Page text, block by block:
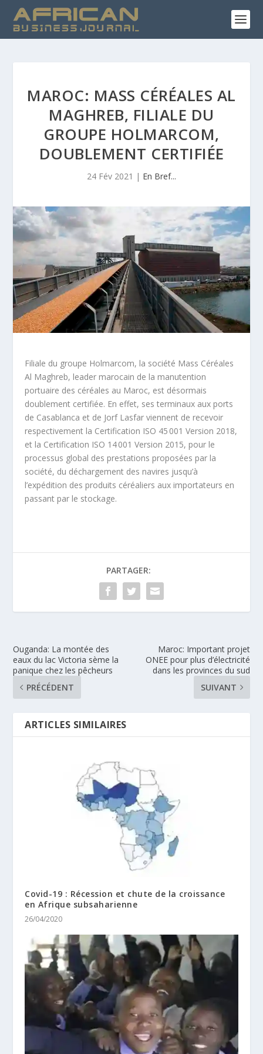
MAROC: MASS CÉRÉALES AL
MAGHREB, FILIALE DU
GROUPE HOLMARCOM,
DOUBLEMENT CERTIFIÉE
24 Fév 2021 | En Bref...
Filiale du groupe Holmarcom, la société Mass Céréales
Al Maghreb, leader marocain de la manutention
portuaire des céréales au Maroc, est désormais
doublement certifiée. En effet, ses terminaux aux ports
de Casablanca et de Jorf Lasfar viennent de recevoir
respectivement la Certification ISO 45 001 Version 2018,
et la Certification ISO 14 001 Version 2015, pour le
processus global des prestations proposées par la
société, du déchargement des navires jusqu’à
l’expédition des produits céréaliers aux importateurs en
passant par le stockage.
PARTAGER:
Ouganda: La montée des
eaux du lac Victoria sème la
panique chez les pêcheurs
PRÉCÉDENT
Maroc: Important projet
ONEE pour plus d’électricité
dans les provinces du sud
SUIVANT
ARTICLES SIMILAIRES
Covid-19 : Récession et chute de la croissance
en Afrique subsaharienne
26/04/2020